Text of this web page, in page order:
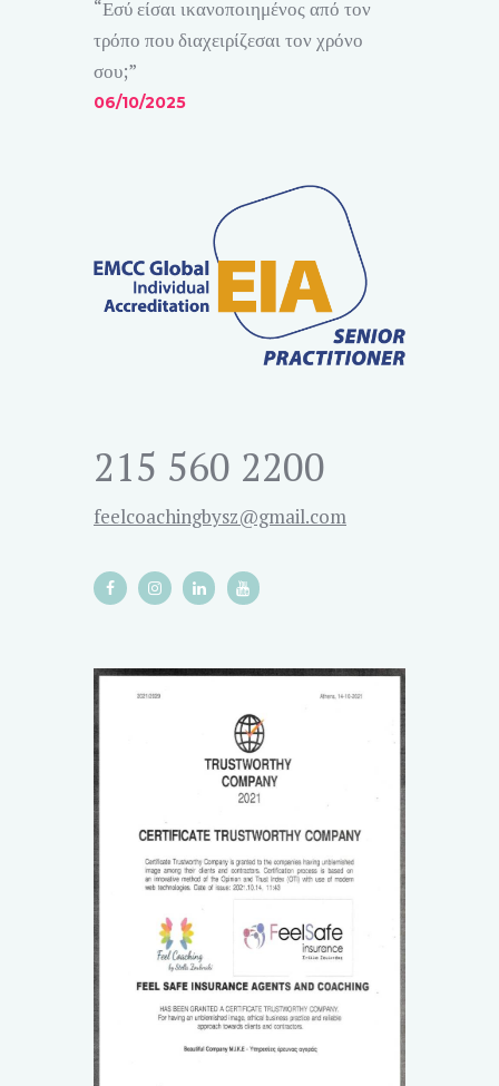
“Εσύ είσαι ικανοποιημένος από τον
τρόπο που διαχειρίζεσαι τον χρόνο
σου;”
06/10/2025
215 560 2200
feelcoachingbysz@gmail.com